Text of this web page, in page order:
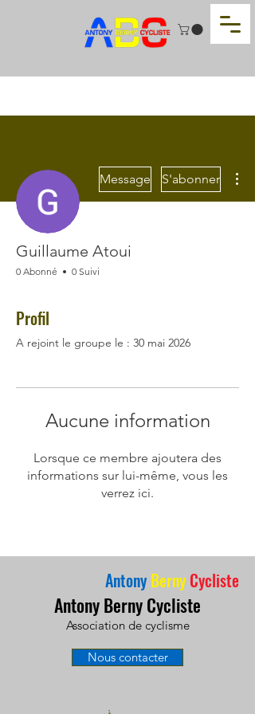
Message S'abonner
Guillaume Atoui
0 Abonné 0 Suivi
Profil
A rejoint le groupe le : 30 mai 2026
Aucune information
Lorsque ce membre ajoutera des
informations sur lui-même, vous les
verrez ici.
Antony Berny Cycliste
Antony Berny Cycliste
Association de cyclisme
Nous contacter